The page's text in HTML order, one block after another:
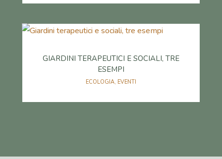
GIARDINI TERAPEUTICI E SOCIALI, TRE
ESEMPI
ECOLOGIA, EVENTI